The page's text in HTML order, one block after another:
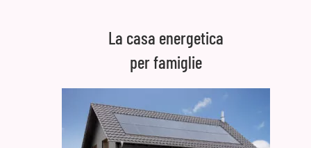
La casa energetica
per famiglie